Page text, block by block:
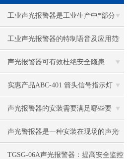
工业声光报警器是工业生产中*部分
工业声光报警器的特制语音及应用范
围
声光报警器可有效杜绝安全隐患
实惠产品ABC-401 箭头信号指示灯
声光报警器的安装需要满足哪些要
求？
声光警报器是一种安装在现场的声光
报警设备
TGSG-06A声光报警器：提高安全监控